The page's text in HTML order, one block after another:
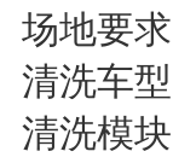
场地要
清洗车
清洗模